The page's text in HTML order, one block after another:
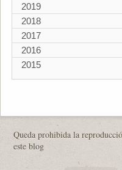
2019
2018
2017
2016
2015
Queda prohibida la
este blog